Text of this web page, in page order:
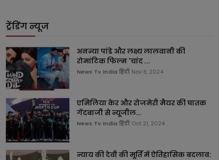
ट्रेंडिंग न्यूज
अनन्या पांडे और लक्ष्य लालवानी की
रोमांटिक फिल्म 'चांद ...
News Tv India हिंदी Nov 8, 2024
एमिलिया केर और रोजमेरी मैयर की घातक
गेंदबाजी से न्यूजील...
News Tv India हिंदी Oct 21, 2024
न्याय की देवी की मूर्ति में ऐतिहासिक बदलाव: